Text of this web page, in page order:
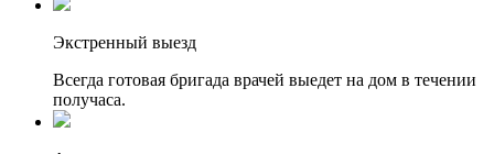
Экстренный выезд
Всегда готовая бригада врачей выедет на дом в течении
получаса.